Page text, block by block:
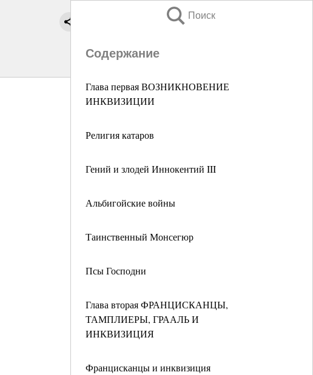
Поиск
Содержание
Глава первая ВОЗНИКНОВЕНИЕ
ИНКВИЗИЦИИ
Религия катаров
Гений и злодей Иннокентий III
Альбигойские войны
Таинственный Монсегюр
Псы Господни
Глава вторая ФРАНЦИСКАНЦЫ,
ТАМПЛИЕРЫ, ГРААЛЬ И
ИНКВИЗИЦИЯ
Францисканцы и инквизиция